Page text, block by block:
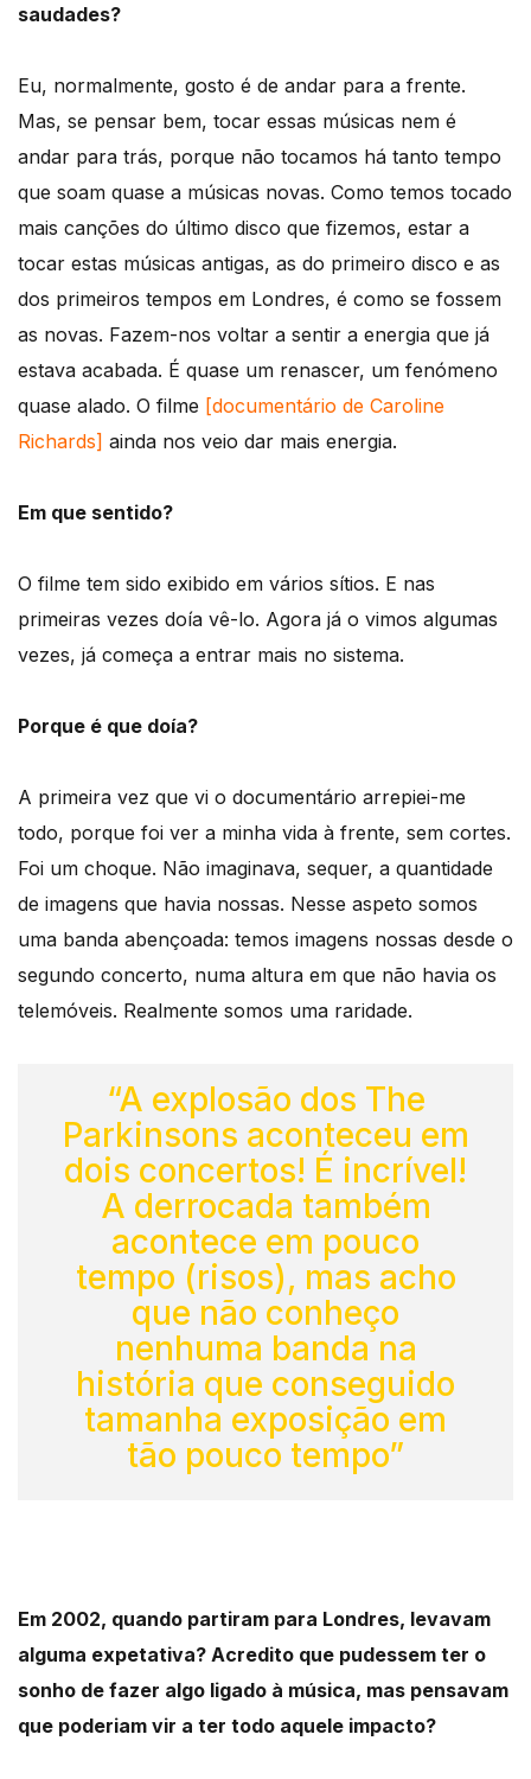
saudades?
Eu, normalmente, gosto é de andar para a frente.
Mas, se pensar bem, tocar essas músicas nem é
andar para trás, porque não tocamos há tanto tempo
que soam quase a músicas novas. Como temos tocado
mais canções do último disco que fizemos, estar a
tocar estas músicas antigas, as do primeiro disco e as
dos primeiros tempos em Londres, é como se fossem
as novas. Fazem-nos voltar a sentir a energia que já
estava acabada. É quase um renascer, um fenómeno
quase alado. O filme [documentário de Caroline
Richards] ainda nos veio dar mais energia.
Em que sentido?
O filme tem sido exibido em vários sítios. E nas
primeiras vezes doía vê-lo. Agora já o vimos algumas
vezes, já começa a entrar mais no sistema.
Porque é que doía?
A primeira vez que vi o documentário arrepiei-me
todo, porque foi ver a minha vida à frente, sem cortes.
Foi um choque. Não imaginava, sequer, a quantidade
de imagens que havia nossas. Nesse aspeto somos
uma banda abençoada: temos imagens nossas desde o
segundo concerto, numa altura em que não havia os
telemóveis. Realmente somos uma raridade.
“A explosão dos The
Parkinsons aconteceu em
dois concertos! É incrível!
A derrocada também
acontece em pouco
tempo (risos), mas acho
que não conheço
nenhuma banda na
história que conseguido
tamanha exposição em
tão pouco tempo”
Em 2002, quando partiram para Londres, levavam
alguma expetativa? Acredito que pudessem ter o
sonho de fazer algo ligado à música, mas pensavam
que poderiam vir a ter todo aquele impacto?